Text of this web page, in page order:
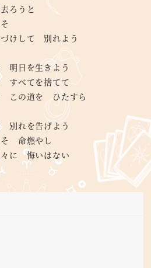
ろうと
そ
けして 別れよう
日を生きよう
すべてを捨てて
この道を ひたすら
れを告げよう
命燃やし
に 悔いはない